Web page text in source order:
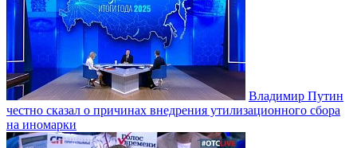
Владимир Путин
честно сказал о причинах внедрения утилизационного сбора
на иномарки